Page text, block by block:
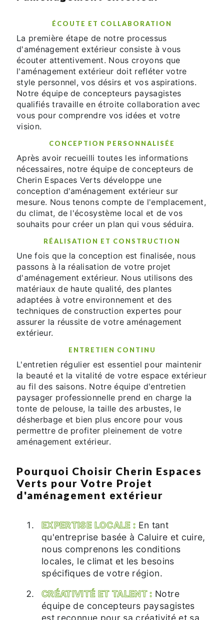
ÉCOUTE ET COLLABORATION
La première étape de notre processus
d'aménagement extérieur consiste à vous
écouter attentivement. Nous croyons que
l'aménagement extérieur doit refléter votre
style personnel, vos désirs et vos aspirations.
Notre équipe de concepteurs paysagistes
qualifiés travaille en étroite collaboration avec
vous pour comprendre vos idées et votre
vision.
CONCEPTION PERSONNALISÉE
Après avoir recueilli toutes les informations
nécessaires, notre équipe de concepteurs de
Cherin Espaces Verts développe une
conception d'aménagement extérieur sur
mesure. Nous tenons compte de l'emplacement,
du climat, de l'écosystème local et de vos
souhaits pour créer un plan qui vous séduira.
RÉALISATION ET CONSTRUCTION
Une fois que la conception est finalisée, nous
passons à la réalisation de votre projet
d'aménagement extérieur. Nous utilisons des
matériaux de haute qualité, des plantes
adaptées à votre environnement et des
techniques de construction expertes pour
assurer la réussite de votre aménagement
extérieur.
ENTRETIEN CONTINU
L'entretien régulier est essentiel pour maintenir
la beauté et la vitalité de votre espace extérieur
au fil des saisons. Notre équipe d'entretien
paysager professionnelle prend en charge la
tonte de pelouse, la taille des arbustes, le
désherbage et bien plus encore pour vous
permettre de profiter pleinement de votre
aménagement extérieur.
Pourquoi Choisir Cherin Espaces
Verts pour Votre Projet
d'aménagement extérieur
EXPERTISE LOCALE : En tant
qu'entreprise basée à Caluire et cuire,
nous comprenons les conditions
locales, le climat et les besoins
spécifiques de votre région.
CRÉATIVITÉ ET TALENT : Notre
équipe de concepteurs paysagistes
est reconnue pour sa créativité et sa